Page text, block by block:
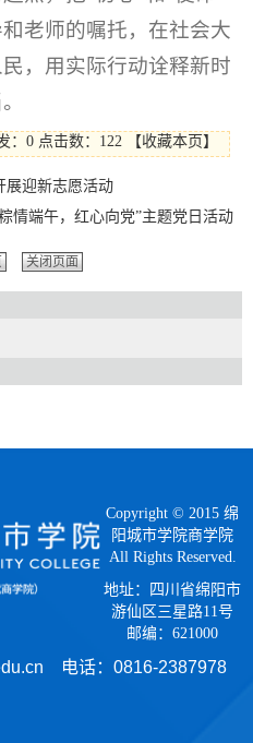
老师的嘱托，在社会大
，用实际行动诠释新时
：0 点击数： 122 【收藏本页】
展迎新志愿活动
情端午，红心向党”主题党日活动
关闭页面
Copyright © 2015 绵
阳城市学院商学院
All Rights Reserved.
地址：四川省绵阳市
游仙区三星路11号
邮编：621000
电话： 0816-2387978